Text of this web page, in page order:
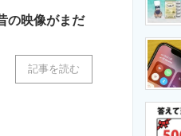
エネルギーの専門メディア
の映像がまだ
記事を読む